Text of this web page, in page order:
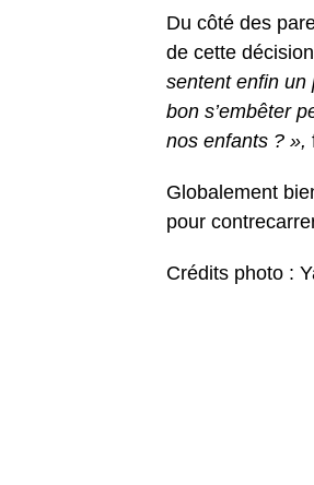
Du côté des
de cette
sentent enfin un
bon s’embêter
nos enfants ? »,
Globalement
pour
Crédits photo :